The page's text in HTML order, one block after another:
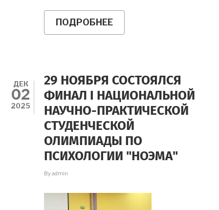
ПОДРОБНЕЕ
РАБОТ
ДЛЯ
ОБУЧАЮЩИХСЯ
ПО
МЕДИЦИНСКИМ
И
НЕМЕДИЦИНСКИМ
СПЕЦИАЛЬНОСТЯМ
ДЕК
02
2025
29 НОЯБРЯ СОСТОЯЛСЯ
ФИНАЛ I НАЦИОНАЛЬНОЙ
НАУЧНО-ПРАКТИЧЕСКОЙ
СТУДЕНЧЕСКОЙ
ОЛИМПИАДЫ ПО
ПСИХОЛОГИИ "НОЭМА"
Byadmin